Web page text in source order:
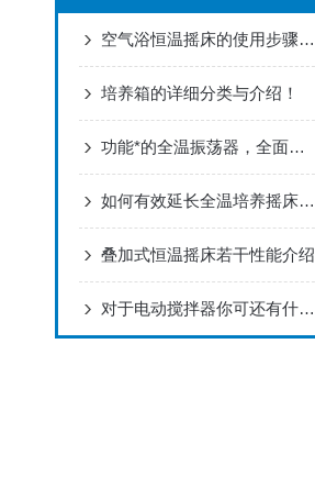
空气浴恒温摇床的使用步骤，今日为你解答！
培养箱的详细分类与介绍！
功能*的全温振荡器，全面满足您的要求
如何有效延长全温培养摇床使用寿命
叠加式恒温摇床若干性能介绍
对于电动搅拌器你可还有什么不了解的